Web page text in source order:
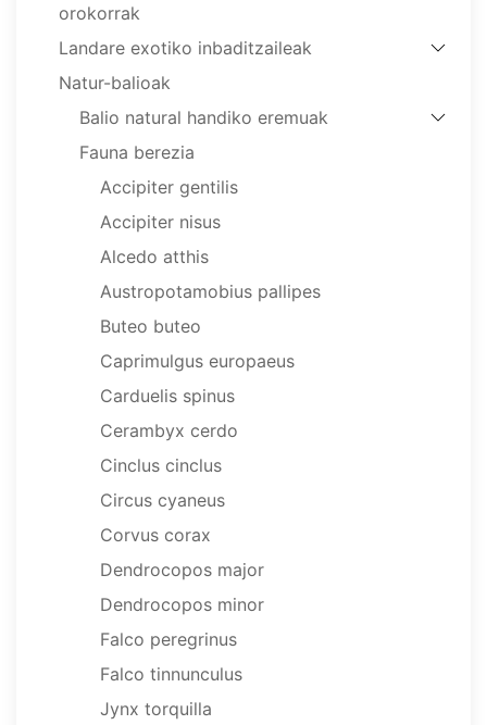
orokorrak
Landare exotiko inbaditzaileak
Natur-balioak
Balio natural handiko eremuak
Fauna berezia
Accipiter gentilis
Accipiter nisus
Alcedo atthis
Austropotamobius pallipes
Buteo buteo
Caprimulgus europaeus
Carduelis spinus
Cerambyx cerdo
Cinclus cinclus
Circus cyaneus
Corvus corax
Dendrocopos major
Dendrocopos minor
Falco peregrinus
Falco tinnunculus
Jynx torquilla